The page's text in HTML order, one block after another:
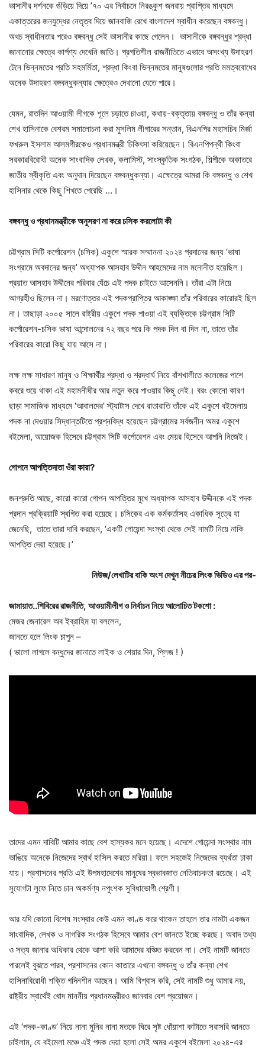
ভাসানীর দর্শনকে গুঁড়িয়ে দিয়ে ’৭০ এর নির্বাচনে নিরঙ্কুশ জনরায় প্রাপ্তির মাধ্যমে
একাত্তরের জনযুদ্ধের নেতৃত্ব দিয়ে জানবাজি রেখে বাংলাদেশ স্বাধীন করেছেন বঙ্গবন্ধু।
অথচ স্বাধীনতার পরেও বঙ্গবন্ধু সেই ভাসানীর কাছে গেলেন। ভাসানীকে বঙ্গবন্ধুর শ্রদ্ধা
জানানোর ক্ষেত্রে কার্পণ্য দেখেনি জাতি। প্রগতিশীল রাজনীতিতে এভাবে অসংখ্য উদাহরণ
টেনে ভিন্নমতের প্রতি সহমর্মিতা, শ্রদ্ধা কিংবা ভিন্নমতের মানুষগুলোর প্রতি মমত্ববোধের
অনেক উদাহরণ বঙ্গবন্ধুকন্যার ক্ষেত্রেও দেখানো যেতে পারে।
যেমন, রাতদিন আওয়ামী লীগকে শূলে চড়াতে চাওয়া, কথায়-বক্তৃতায় বঙ্গবন্ধু ও তাঁর কন্যা
শেখ হাসিনাকে বেশরম সমালোচনা করা মুসলিম লীগারের সন্তান, বিএনপির মহাসচিব মির্জা
ফখরুল ইসলাম আলমগীরকেও প্রধানমন্ত্রী চিকিৎসা করিয়েছেন। বিএনপিপন্থী কিংবা
সরকারবিরোধী অনেক সাংবাদিক লেখক, কলামিস্ট, সাংস্কৃতিক সংগঠক, শিল্পীকে অকাতরে
জাতীয় স্বীকৃতি এবং অনুদান দিয়েছেন বঙ্গবন্ধুকন্যা। এক্ষেত্রে আমরা কি বঙ্গবন্ধু ও শেখ
হাসিনার থেকে কিছু শিখতে পেরেছি …।
বঙ্গবন্ধু ও প্রধানমন্ত্রীকে অনুসরণ না করেচসিক করলোটা কী
চট্টগ্রাম সিটি কর্পোরেশন (চসিক) একুশে স্মারক সম্মাননা ২০২৪ প্রদানের জন্য ‘ভাষা
সংগ্রামে অবদানের জন্য’ অধ্যাপক আসহাব উদ্দীন আহমেদের নাম মনোনীত হয়েছিল।
প্রয়াত আসহাব উদ্দীনের পরিবার যেঁচে এই পদক চাইতে আসেননি। তাঁরা এটা নিয়ে
আগ্রহীও ছিলেন না। মরণোত্তর এই পদকপ্রাপ্তির আকাঙ্ক্ষা তাঁর পরিবারের কারোরই ছিল
না। তাছাড়া ২০০৫ সালে রাষ্ট্রীয় একুশে পদক পাওয়া এই ব্যক্তিকে চট্টগ্রাম সিটি
কর্পোরেশন-চসিক ভাষা আন্দোলনের ৭২ বছর পরে কি পদক দিল বা দিল না, তাতে তাঁর
পরিবারের কারো কিছু যায় আসে না।
লক্ষ লক্ষ সাধারণ মানুষ ও শিক্ষার্থীর শ্রদ্ধা ও শ্রদ্ধার্ঘ নিয়ে বাঁশখালীতে কলেজের পাশে
কবরে শুয়ে থাকা এই মহামনীষীর আর নতুন করে পাওয়ার কিছু নেই। বরং কোনো কারণ
ছাড়া সামাজিক মাধ্যমে ‘আবালদের’ স্ট্যাটাস দেখে রাতারাতি তাঁকে এই একুশে বইমেলায়
পদক না দেওয়ার সিদ্ধান্তটিতে প্রশ্নবিদ্ধ হয়েছেন চট্টগ্রামের সর্বজনীন অমর একুশে
বইমেলা, আয়োজক হিসেবে চট্টগ্রাম সিটি কর্পোরেশন এবং মেয়র হিসেবে আপনি নিজেই।
গোপনেআপত্তিদাতা ওঁরা কারা?
জনশ্রুতি আছে, কারো কারো গোপন আপত্তির মুখে অধ্যাপক আসহাব উদ্দীনকে এই পদক
প্রদান প্রক্রিয়াটি স্থগিত করা হয়েছে। চসিকের এক কর্মকর্তাসহ একাধিক সূত্রে যা
জেনেছি, তাতে তারা দাবি করছেন, ‘একটি গোয়েন্দা সংস্থা থেকে সেই নামটি নিয়ে নাকি
আপত্তি দেয়া হয়েছে।’
নিউজ/লেখাটির বাকি অংশ দেখুন নীচের লিংক ভিডিও এর পর-
জামায়াত..শিবিরেররাজনীতি, আওয়ামীলীগওনির্বাচননিয়েআলোচিতটকশো:
মেজর জেনারেল অব ইব্রাহিম যা বললেন,
জানতে হলে লিংক চাপুন –
( ভালো লাগলে বন্ধুদের জানাতে লাইক ও শেয়ার দিন, প্লিজ ! )
তাদের এমন দাবিটি আমার কাছে বেশ হাস্যকর মনে হয়েছে। এদেশে গোয়েন্দা সংস্থার নাম
ভাঙিয়ে অনেকে নিজেদের স্বার্থ হাসিল করতে মরিয়া। ফলে সহজেই নিজেদের ব্যর্থতা ঢাকা
যায়। প্রশাসনের প্রতি এই উপমহাদেশের মানুষের স্বভাবজাত নেতিবাচকতা রয়েছে। এই
সুযোগটা লুফে নিতে চান অকর্মণ্য নপুংশক সুবিধাভোগী শ্রেণী।
আর যদি কোনো বিশেষ সংস্থার কেউ এমন কাণ্ড করে থাকেন তাহলে তার নামটা একজন
সাংবাদিক, লেখক ও নাগরিক সংগঠক হিসেবে আমার বেশ জানতে ইচ্ছে করছে। অবাদ তথ্য
ও সত্য জানার অধিকার থেকে আশা করি আমাদের বঞ্চিত করবেন না। সেই নামটি জানতে
পারলেই বুঝতে পারব, প্রশাসনের কোন কাতারে এখনো বঙ্গবন্ধু ও তাঁর কন্যা শেখ
হাসিনাবিরোধী শক্তি গদিনশীন আছেন। আমি বিশ্বাস করি, সেই নামটি শুধু আমার নয়,
রাষ্ট্রীয় স্বার্থেই খোদ মাননীয় প্রধানমন্ত্রীরও জানবার বেশ প্রয়োজন।
এই ‘পদক-কাণ্ড’ নিয়ে নানা মুনির নানা মতকে ঘিরে সৃষ্ট ধোঁয়াশা কাটাতে সরাসরি জানতে
চাইলাম, যে বইমেলা মঞ্চে এই পদক দেয়া হলো সেই অমর একুশে বইমেলা ২০২৪-এর